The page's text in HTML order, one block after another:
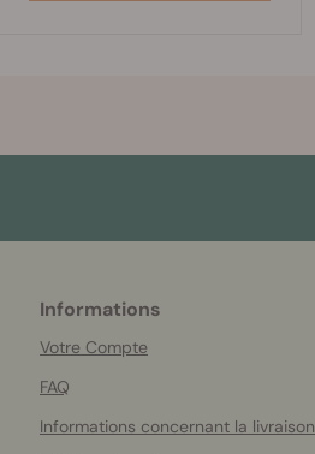
Informations
Votre Compte
FAQ
Informations concernant la livraison